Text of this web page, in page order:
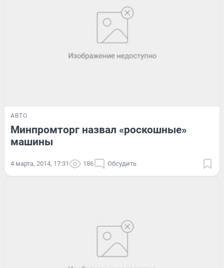
АВТО
Минпромторг назвал «роскошные»
машины
4 марта, 2014, 17:31 186 Обсудить